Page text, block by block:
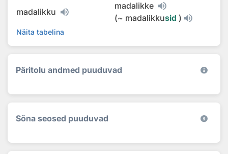
madalikku
madalikke
(~ madalikkusid )
Näita tabelina
Päritolu andmed puuduvad
Sõna seosed puuduvad